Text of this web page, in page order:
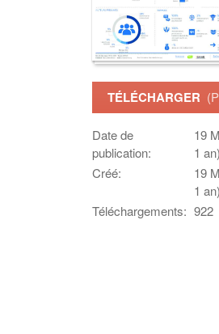
TÉLÉCHARGER
Date de
publication:
19
1 an)
Créé:
19
1 an)
Téléchargements: 922